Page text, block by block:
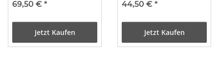
CREME (Easy Cruiser)
69,50 € *
Jetzt Kaufen
Ware)
44,50 € *
Jetzt Kaufen